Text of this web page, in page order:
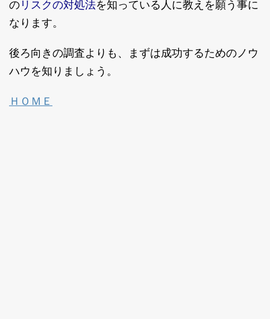
の リスクの対処法を知っている人に教えを願う事に
なります。
後ろ向きの調査よりも、まずは成功するためのノウ
ハウを知りましょう。
ＨＯＭＥ